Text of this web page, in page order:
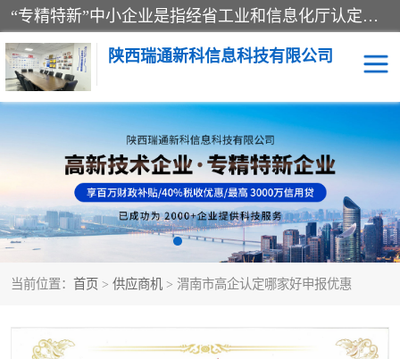
“专精特新”中小企业是指经省工业和信息化厅认定，专注于细分市场、掌握关键核心技术、创新能力强、市场占有率高、质量效益优，在专业化、精细化、特色化、新颖化等方面表现突出的中小企业。
陕西瑞通新科信息科技有限公司
当前位置： 首页 > 供应商机 > 渭南市高企认定哪家好申报优惠